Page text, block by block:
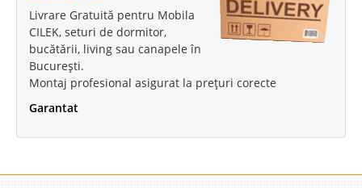
Livrare Gratuită pentru Mobila
CILEK, seturi de dormitor,
bucătării, living sau canapele în
București.
Montaj profesional asigurat la prețuri corecte
Garantat